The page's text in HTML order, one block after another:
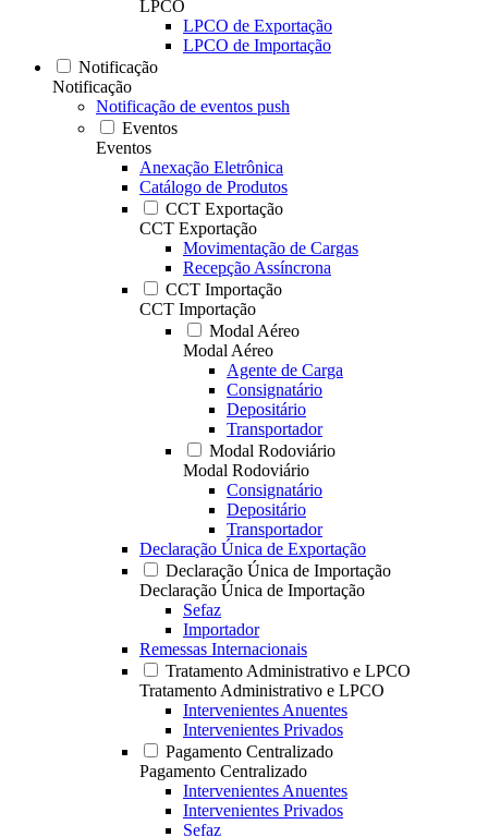
LPCO
LPCO de Exportação
LPCO de Importação
Notificação
Notificação
Notificação de eventos push
Eventos
Eventos
Anexação Eletrônica
Catálogo de Produtos
CCT Exportação
CCT Exportação
Movimentação de Cargas
Recepção Assíncrona
CCT Importação
CCT Importação
Modal Aéreo
Modal Aéreo
Agente de Carga
Consignatário
Depositário
Transportador
Modal Rodoviário
Modal Rodoviário
Consignatário
Depositário
Transportador
Declaração Única de Exportação
Declaração Única de Importação
Declaração Única de Importação
Sefaz
Importador
Remessas Internacionais
Tratamento Administrativo e LPCO
Tratamento Administrativo e LPCO
Intervenientes Anuentes
Intervenientes Privados
Pagamento Centralizado
Pagamento Centralizado
Intervenientes Anuentes
Intervenientes Privados
Sefaz